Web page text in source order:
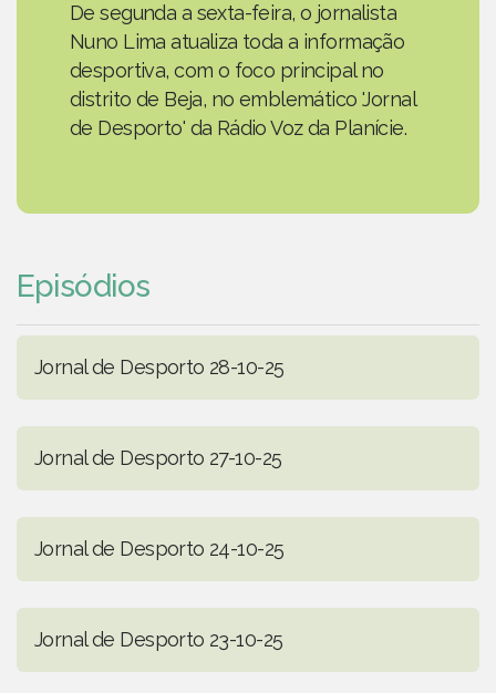
De segunda a sexta-feira, o jornalista
Nuno Lima atualiza toda a informação
desportiva, com o foco principal no
distrito de Beja, no emblemático 'Jornal
de Desporto' da Rádio Voz da Planície.
Episódios
Jornal de Desporto 28-10-25
Jornal de Desporto 27-10-25
Jornal de Desporto 24-10-25
Jornal de Desporto 23-10-25